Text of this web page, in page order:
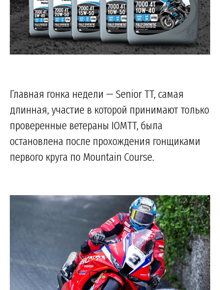
Главная гонка недели — Senior TT, самая
длинная, участие в которой принимают только
проверенные ветераны IOMTT, была
остановлена после прохождения гонщиками
первого круга по Mountain Course.